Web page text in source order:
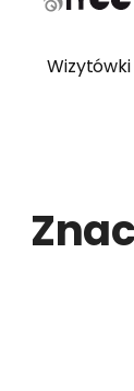
Wizytówki